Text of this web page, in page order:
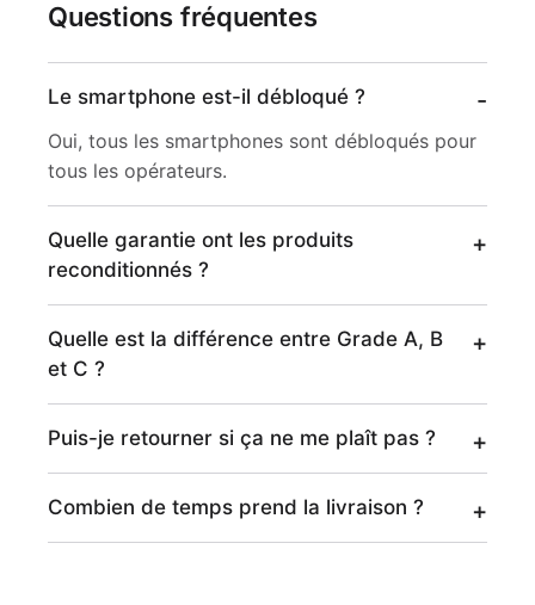
Questions fréquentes
Le smartphone est-il débloqué ?
Oui, tous les smartphones sont débloqués pour
tous les opérateurs.
Quelle garantie ont les produits
reconditionnés ?
Quelle est la différence entre Grade A, B
et C ?
Puis-je retourner si ça ne me plaît pas ?
Combien de temps prend la livraison ?